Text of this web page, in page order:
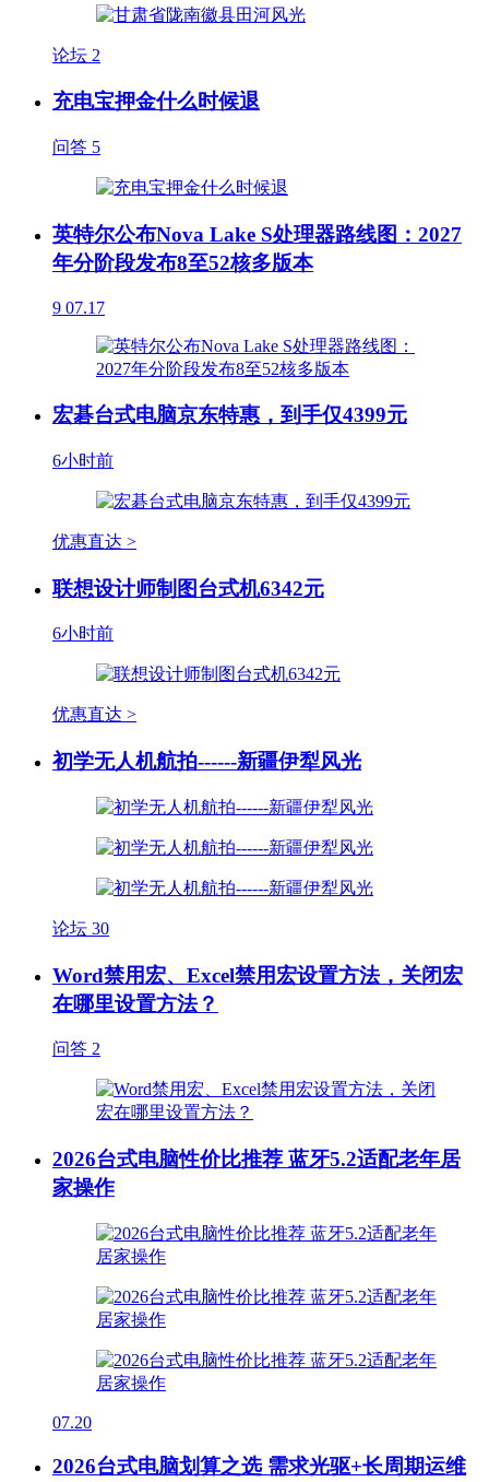
论坛 2
充电宝押金什么时候退
问答 5
英特尔公布Nova Lake S处理器路线图：2027
年分阶段发布8至52核多版本
9 07.17
宏碁台式电脑京东特惠，到手仅4399元
6小时前
优惠直达 >
联想设计师制图台式机6342元
6小时前
优惠直达 >
初学无人机航拍------新疆伊犁风光
论坛 30
Word禁用宏、Excel禁用宏设置方法，关闭宏
在哪里设置方法？
问答 2
2026台式电脑性价比推荐 蓝牙5.2适配老年居
家操作
07.20
2026台式电脑划算之选 需求光驱+长周期运维